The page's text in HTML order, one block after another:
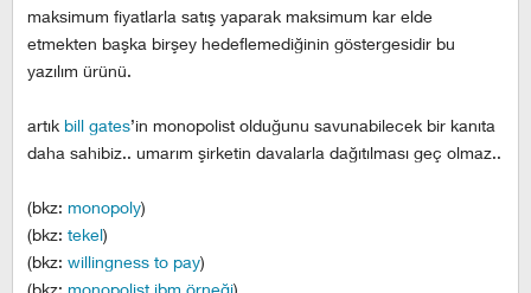
maksimum fiyatlarla satış yaparak maksimum kar elde
etmekten başka birşey hedeflemediğinin göstergesidir bu
yazılım ürünü.
artık bill gates’in monopolist olduğunu savunabilecek bir kanıta
daha sahibiz.. umarım şirketin davalarla dağıtılması geç olmaz..
(bkz: monopoly)
(bkz: tekel)
(bkz: willingness to pay)
(bkz: monopolist ibm örneği)